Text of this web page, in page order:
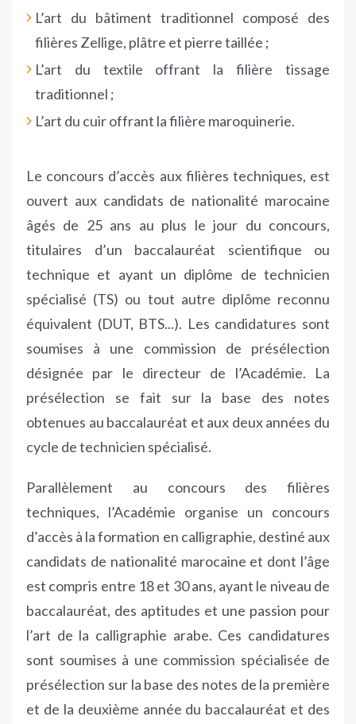
L’art du bâtiment traditionnel composé des
filières Zellige, plâtre et pierre taillée ;
L’art du textile offrant la filière tissage
traditionnel ;
L’art du cuir offrant la filière maroquinerie.
Le concours d’accès aux filières techniques, est
ouvert aux candidats de nationalité marocaine
âgés de 25 ans au plus le jour du concours,
titulaires d’un baccalauréat scientifique ou
technique et ayant un diplôme de technicien
spécialisé (TS) ou tout autre diplôme reconnu
équivalent (DUT, BTS...). Les candidatures sont
soumises à une commission de présélection
désignée par le directeur de l’Académie. La
présélection se fait sur la base des notes
obtenues au baccalauréat et aux deux années du
cycle de technicien spécialisé.
Parallèlement au concours des filières
techniques, l’Académie organise un concours
d’accès à la formation en calligraphie, destiné aux
candidats de nationalité marocaine et dont l’âge
est compris entre 18 et 30 ans, ayant le niveau de
baccalauréat, des aptitudes et une passion pour
l’art de la calligraphie arabe. Ces candidatures
sont soumises à une commission spécialisée de
présélection sur la base des notes de la première
et de la deuxième année du baccalauréat et des